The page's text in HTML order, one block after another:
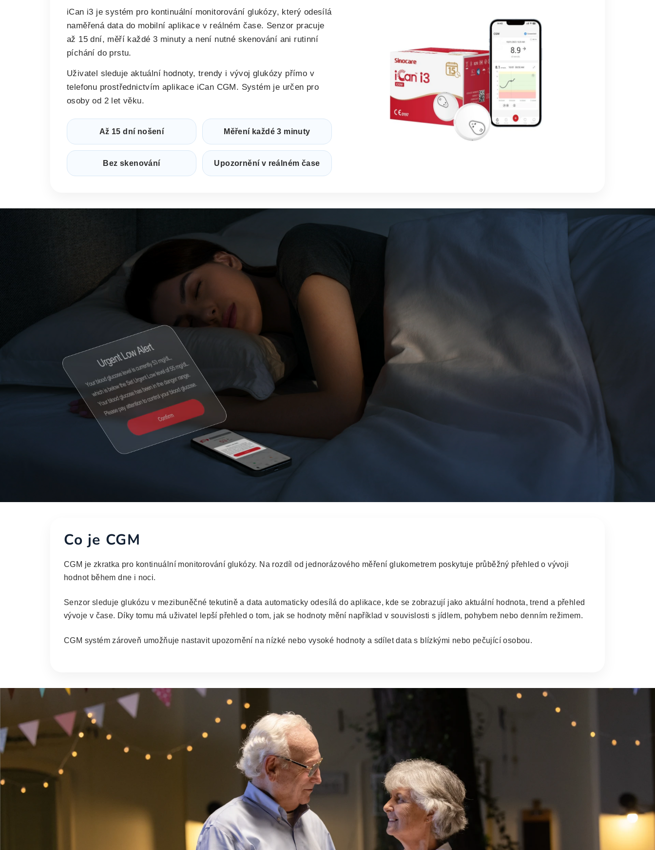
iCan i3 je systém pro kontinuální monitorování glukózy, který odesílá
naměřená data do mobilní aplikace v reálném čase. Senzor pracuje
až 15 dní, měří každé 3 minuty a není nutné skenování ani rutinní
píchání do prstu.
Uživatel sleduje aktuální hodnoty, trendy i vývoj glukózy přímo v
telefonu prostřednictvím aplikace iCan CGM. Systém je určen pro
osoby od 2 let věku.
Až 15 dní nošení Měření každé 3 minuty
Bez skenování Upozornění v reálném čase
Poznejte vývoj glukózy
kdykoliv a kdekoliv
- 15denní doba nošení
- Měření každé 3 minuty, nepřetržitý přehled ve dne i v noci
- Připojení a data v reálném čase
Co je CGM
CGM je zkratka pro kontinuální monitorování glukózy. Na rozdíl od jednorázového měření glukometrem poskytuje průběžný přehled o vývoji
hodnot během dne i noci.
Senzor sleduje glukózu v mezibuněčné tekutině a data automaticky odesílá do aplikace, kde se zobrazují jako aktuální hodnota, trend a přehled
vývoje v čase. Díky tomu má uživatel lepší přehled o tom, jak se hodnoty mění například v souvislosti s jídlem, pohybem nebo denním režimem.
CGM systém zároveň umožňuje nastavit upozornění na nízké nebo vysoké hodnoty a sdílet data s blízkými nebo pečující osobou.